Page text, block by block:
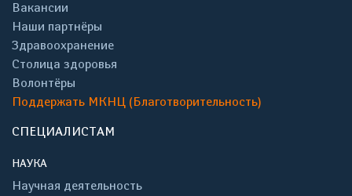
Вакансии
Наши партнёры
Здравоохранение
Столица здоровья
Волонтёры
Поддержать МКНЦ (Благотворительность)
СПЕЦИАЛИСТАМ
НАУКА
Научная деятельность